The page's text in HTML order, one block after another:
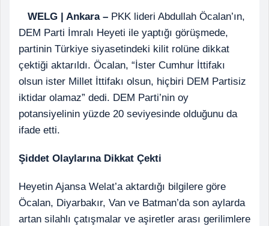
WELG | Ankara – PKK lideri Abdullah Öcalan’ın,
DEM Parti İmralı Heyeti ile yaptığı görüşmede,
partinin Türkiye siyasetindeki kilit rolüne dikkat
çektiği aktarıldı. Öcalan, “İster Cumhur İttifakı
olsun ister Millet İttifakı olsun, hiçbiri DEM Partisiz
iktidar olamaz” dedi. DEM Parti’nin oy
potansiyelinin yüzde 20 seviyesinde olduğunu da
ifade etti.
Şiddet Olaylarına Dikkat Çekti
Heyetin Ajansa Welat’a aktardığı bilgilere göre
Öcalan, Diyarbakır, Van ve Batman’da son aylarda
artan silahlı çatışmalar ve aşiretler arası gerilimlere